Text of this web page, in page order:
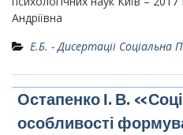
Андріївна
Е.Б. - Дисертаціі Соціальна
Остапенко І. В.
особливості